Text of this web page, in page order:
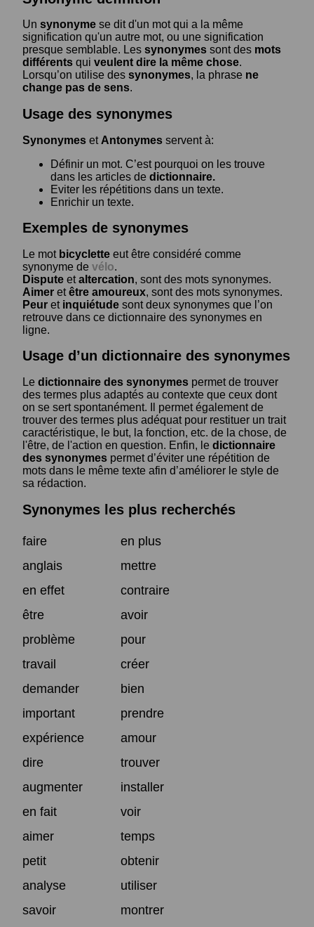
Un synonyme se dit d'un mot qui a la même
signification qu'un autre mot, ou une signification
presque semblable. Les synonymes sont des mots
différents qui veulent dire la même chose.
Lorsqu’on utilise des synonymes, la phrase ne
change pas de sens.
Usage des synonymes
Synonymes et Antonymes servent à:
Définir un mot. C’est pourquoi on les trouve
dans les articles de dictionnaire.
Eviter les répétitions dans un texte.
Enrichir un texte.
Exemples de synonymes
Le mot bicyclette eut être considéré comme
synonyme de vélo.
Dispute etaltercation, sont des mots synonymes.
Aimer etêtre amoureux, sont des mots synonymes.
Peur et inquiétude sont deux synonymes que l’on
retrouve dans ce dictionnaire des synonymes en
ligne.
Usage d’un dictionnaire des synonymes
Le dictionnaire des synonymes permet de trouver
des termes plus adaptés au contexte que ceux dont
on se sert spontanément. Il permet également de
trouver des termes plus adéquat pour restituer un trait
caractéristique, le but, la fonction, etc. de la chose, de
l'être, de l'action en question. Enfin, le dictionnaire
des synonymes permet d’éviter une répétition de
mots dans le même texte afin d’améliorer le style de
sa rédaction.
Synonymes les plus recherchés
faire
en plus
anglais
mettre
en effet
contraire
être
avoir
problème
pour
travail
créer
demander
bien
important
prendre
expérience
amour
dire
trouver
augmenter
installer
en fait
voir
aimer
temps
petit
obtenir
analyse
utiliser
savoir
montrer